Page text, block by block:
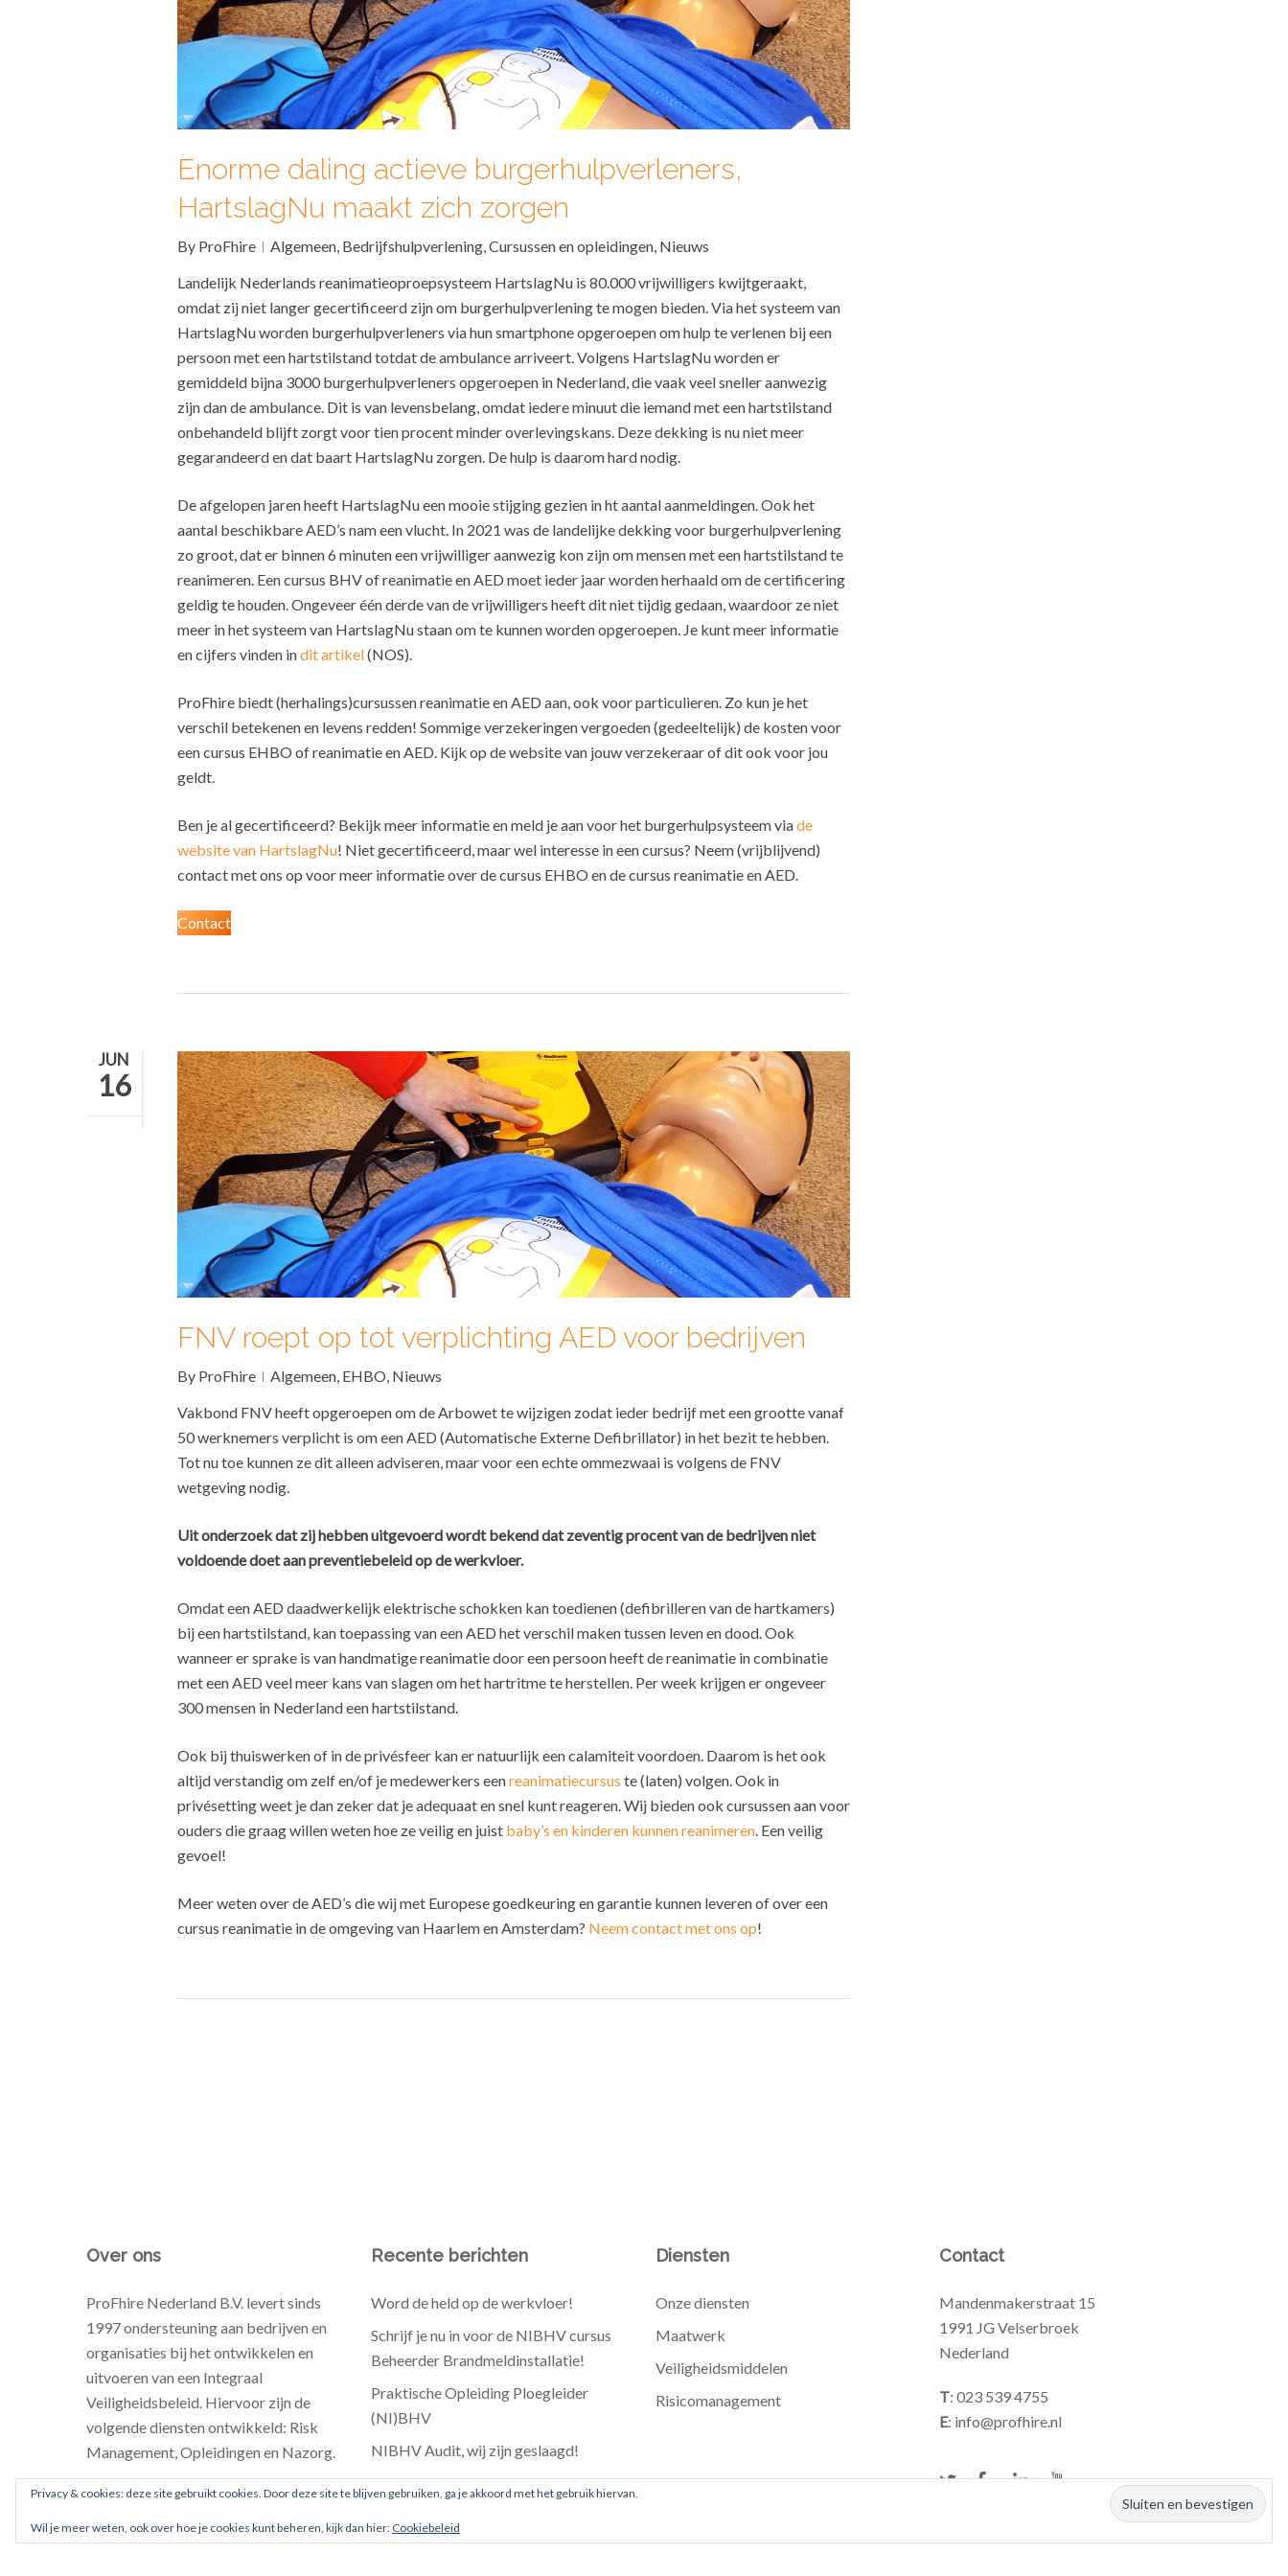
Enorme daling actieve burgerhulpverleners,
HartslagNu maakt zich zorgen
By ProFhire Algemeen Bedrijfshulpverlening Cursussen en opleidingen Nieuws
Landelijk Nederlands reanimatieoproepsysteem HartslagNu is 80.000 vrijwilligers kwijtgeraakt,
omdat zij niet langer gecertificeerd zijn om burgerhulpverlening te mogen bieden. Via het systeem van
HartslagNu worden burgerhulpverleners via hun smartphone opgeroepen om hulp te verlenen bij een
persoon met een hartstilstand totdat de ambulance arriveert. Volgens HartslagNu worden er
gemiddeld bijna 3000 burgerhulpverleners opgeroepen in Nederland, die vaak veel sneller aanwezig
zijn dan de ambulance. Dit is van levensbelang, omdat iedere minuut die iemand met een hartstilstand
onbehandeld blijft zorgt voor tien procent minder overlevingskans. Deze dekking is nu niet meer
gegarandeerd en dat baart HartslagNu zorgen. De hulp is daarom hard nodig.
De afgelopen jaren heeft HartslagNu een mooie stijging gezien in ht aantal aanmeldingen. Ook het
aantal beschikbare AED’s nam een vlucht. In 2021 was de landelijke dekking voor burgerhulpverlening
zo groot, dat er binnen 6 minuten een vrijwilliger aanwezig kon zijn om mensen met een hartstilstand te
reanimeren. Een cursus BHV of reanimatie en AED moet ieder jaar worden herhaald om de certificering
geldig te houden. Ongeveer één derde van de vrijwilligers heeft dit niet tijdig gedaan, waardoor ze niet
meer in het systeem van HartslagNu staan om te kunnen worden opgeroepen. Je kunt meer informatie
en cijfers vinden indit artikel(NOS).
ProFhire biedt (herhalings)cursussen reanimatie en AED aan, ook voor particulieren. Zo kun je het
verschil betekenen en levens redden! Sommige verzekeringen vergoeden (gedeeltelijk) de kosten voor
een cursus EHBO of reanimatie en AED. Kijk op de website van jouw verzekeraar of dit ook voor jou
geldt.
Ben je al gecertificeerd? Bekijk meer informatie en meld je aan voor het burgerhulpsysteem viade
website van HartslagNu! Niet gecertificeerd, maar wel interesse in een cursus? Neem (vrijblijvend)
contact met ons op voor meer informatie over de cursus EHBO en de cursus reanimatie en AED.
Contact
JUN
16
FNV roept op tot verplichting AED voor bedrijven
By ProFhire Algemeen EHBO Nieuws
Vakbond FNV heeft opgeroepen om de Arbowet te wijzigen zodat ieder bedrijf met een grootte vanaf
50 werknemers verplicht is om een AED (Automatische Externe Defibrillator) in het bezit te hebben.
Tot nu toe kunnen ze dit alleen adviseren, maar voor een echte ommezwaai is volgens de FNV
wetgeving nodig.
Uit onderzoek dat zij hebben uitgevoerd wordt bekend dat zeventig procent van de bedrijven niet
voldoende doet aan preventiebeleid op de werkvloer.
Omdat een AED daadwerkelijk elektrische schokken kan toedienen (defibrilleren van de hartkamers)
bij een hartstilstand, kan toepassing van een AED het verschil maken tussen leven en dood. Ook
wanneer er sprake is van handmatige reanimatie door een persoon heeft de reanimatie in combinatie
met een AED veel meer kans van slagen om het hartritme te herstellen. Per week krijgen er ongeveer
300 mensen in Nederland een hartstilstand.
Ook bij thuiswerken of in de privésfeer kan er natuurlijk een calamiteit voordoen. Daarom is het ook
altijd verstandig om zelf en/of je medewerkers eenreanimatiecursus te (laten) volgen. Ook in
privésetting weet je dan zeker dat je adequaat en snel kunt reageren. Wij bieden ook cursussen aan voor
ouders die graag willen weten hoe ze veilig en juist baby’s en kinderen kunnen reanimeren . Een veilig
gevoel!
Meer weten over de AED’s die wij met Europese goedkeuring en garantie kunnen leveren of over een
cursus reanimatie in de omgeving van Haarlem en Amsterdam? Neem contact met ons op!
Over ons
ProFhire Nederland B.V. levert sinds
1997 ondersteuning aan bedrijven en
organisaties bij het ontwikkelen en
uitvoeren van een Integraal
Veiligheidsbeleid. Hiervoor zijn de
volgende diensten ontwikkeld: Risk
Management, Opleidingen en Nazorg.
Recente berichten
Word de held op de werkvloer!
Schrijf je nu in voor de NIBHV cursus
Beheerder Brandmeldinstallatie!
Praktische Opleiding Ploegleider
(NI)BHV
NIBHV Audit, wij zijn geslaagd!
Kerstgroet ProFhire
Diensten
Onze diensten
Maatwerk
Veiligheidsmiddelen
Risicomanagement
Contact
Mandenmakerstraat 15
1991 JG Velserbroek
Nederland
T: 023 539 4755
E: info@profhire.nl
Privacy & cookies: deze site gebruikt cookies. Door deze site te blijven gebruiken, ga je akkoord met het gebruik hiervan.
Wil je meer weten, ook over hoe je cookies kunt beheren, kijk dan hier: Cookiebeleid